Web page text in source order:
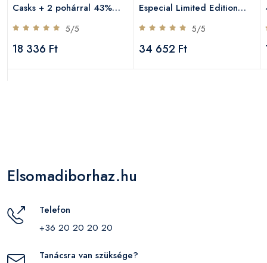
Casks + 2 pohárral 43%
0,7L
5/5
18 336 Ft
Especial Limited Edition
45% 1,0L
5/5
34 652 Ft
Elsomadiborhaz.hu
Telefon
+36 20 20 20 20
Tanácsra van szüksége?